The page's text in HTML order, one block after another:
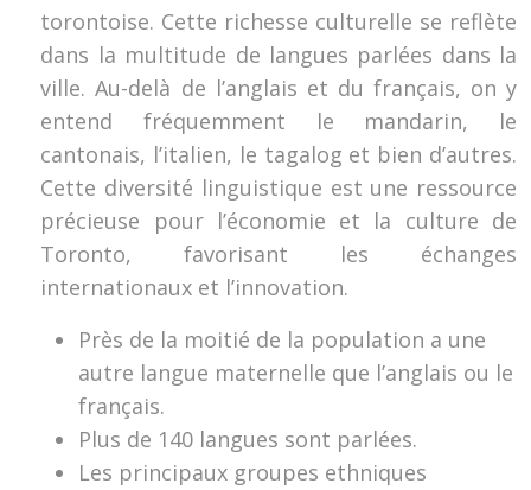
torontoise. Cette richesse culturelle se reflète
dans la multitude de langues parlées dans la
ville. Au-delà de l’anglais et du français, on y
entend fréquemment le mandarin, le
cantonais, l’italien, le tagalog et bien d’autres.
Cette diversité linguistique est une ressource
précieuse pour l’économie et la culture de
Toronto, favorisant les échanges
internationaux et l’innovation.
Près de la moitié de la population a une
autre langue maternelle que l’anglais ou le
français.
Plus de 140 langues sont parlées.
Les principaux groupes ethniques